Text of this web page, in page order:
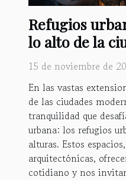
Refugios
lo alto de la
15 de noviembre de
En las vastas
de las ciudades
tranquilidad que
urbana: los refugios
alturas. Estos
arquitectónicas,
cotidiano y nos